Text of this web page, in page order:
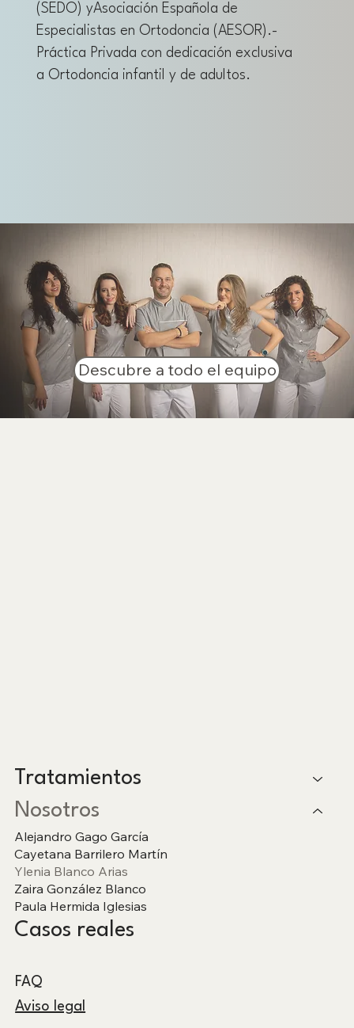
(SEDO) yAsociación Española de
Especialistas en Ortodoncia (AESOR).-
Práctica Privada con dedicación exclusiva
a Ortodoncia infantil y de adultos.
Descubre a todo el equipo
Tratamientos
Nosotros
Alejandro Gago García
Cayetana Barrilero Martín
Ylenia Blanco Arias
Zaira González Blanco
Paula Hermida Iglesias
Casos reales
Aviso legal
FAQ